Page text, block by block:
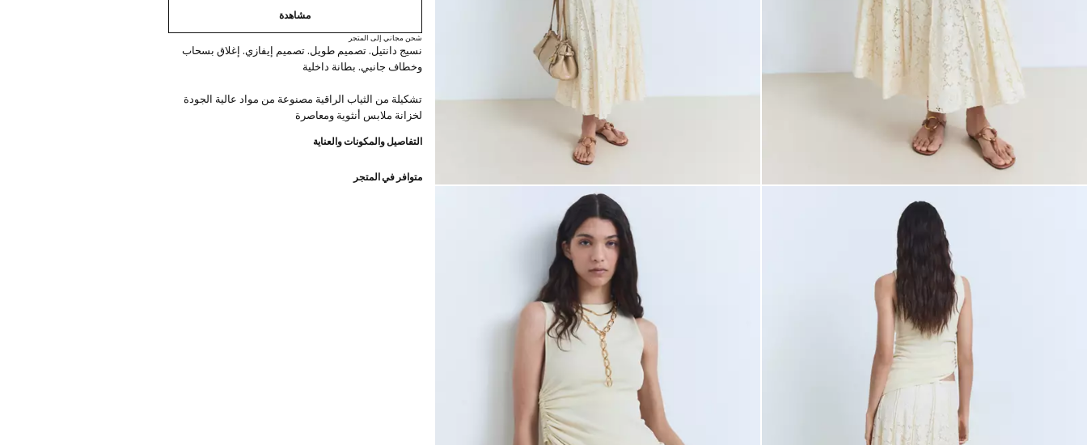
مشاهدة
شحن مجاني إلى المتجر
نسيج دانتيل. تصميم طويل. تصميم إيفازي. إغلاق بسحاب
وخطاف جانبي. بطانة داخلية
تشكيلة من الثياب الراقية مصنوعة من مواد عالية الجودة
لخزانة ملابس أنثوية ومعاصرة
التفاصيل والمكونات والعناية
متوافر في المتجر